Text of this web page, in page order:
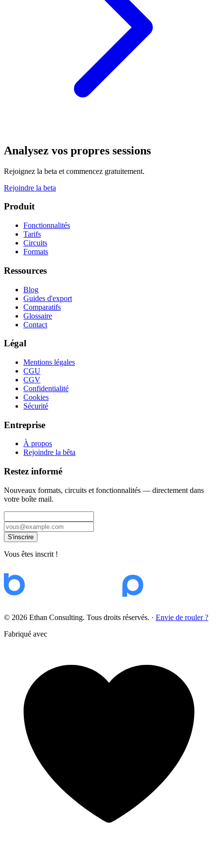
Analysez vos propres sessions
Rejoignez la beta et commencez gratuitement.
Rejoindre la beta
Produit
Fonctionnalités
Tarifs
Circuits
Formats
Ressources
Blog
Guides d'export
Comparatifs
Glossaire
Contact
Légal
Mentions légales
CGU
CGV
Confidentialité
Cookies
Sécurité
Entreprise
À propos
Rejoindre la bêta
Restez informé
Nouveaux formats, circuits et fonctionnalités — directement dans
votre boîte mail.
S'inscrire
Vous êtes inscrit !
© 2026 Ethan Consulting. Tous droits réservés. · Envie de rouler ?
Fabriqué avec